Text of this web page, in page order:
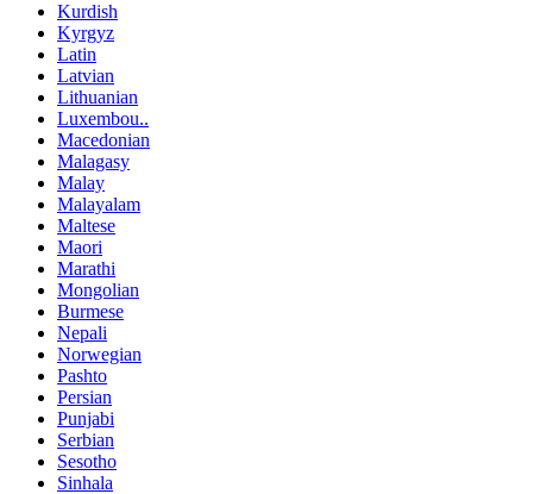
Kurdish
Kyrgyz
Latin
Latvian
Lithuanian
Luxembou..
Macedonian
Malagasy
Malay
Malayalam
Maltese
Maori
Marathi
Mongolian
Burmese
Nepali
Norwegian
Pashto
Persian
Punjabi
Serbian
Sesotho
Sinhala